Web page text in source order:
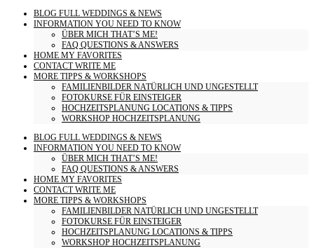
BLOG FULL WEDDINGS & NEWS
INFORMATION YOU NEED TO KNOW
ÜBER MICH THAT’S ME!
FAQ QUESTIONS & ANSWERS
HOME MY FAVORITES
CONTACTWRITE ME
MORE TIPPS & WORKSHOPS
FAMILIENBILDER NATÜRLICH UND UNGESTELLT
FOTOKURSE FÜR EINSTEIGER
HOCHZEITSPLANUNG LOCATIONS & TIPPS
WORKSHOP HOCHZEITSPLANUNG
BLOG FULL WEDDINGS & NEWS
INFORMATION YOU NEED TO KNOW
ÜBER MICH THAT’S ME!
FAQ QUESTIONS & ANSWERS
HOME MY FAVORITES
CONTACTWRITE ME
MORE TIPPS & WORKSHOPS
FAMILIENBILDER NATÜRLICH UND UNGESTELLT
FOTOKURSE FÜR EINSTEIGER
HOCHZEITSPLANUNG LOCATIONS & TIPPS
WORKSHOP HOCHZEITSPLANUNG